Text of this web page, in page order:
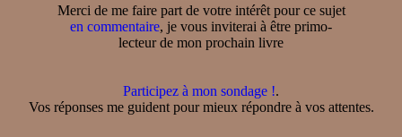
Merci de me faire part de votre intérêt pour ce sujet
en commentaire, je vous inviterai à être primo-
lecteur de mon prochain livre
Participez à mon sondage !.
Vos réponses me guident pour mieux répondre à vos attentes.